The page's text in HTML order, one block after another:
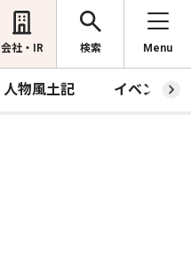
会社・IR 検索 Menu
人物風土記 イベント